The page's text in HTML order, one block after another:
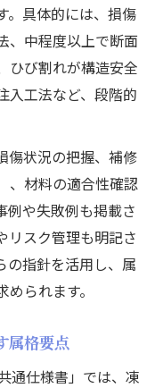
。具体的には、損傷
、中程度以上で断面
ひび割れが構造安全
入工法など、段階的
傷状況の把握、補修
、材料の適合性確認
例や失敗例も掲載さ
リスク管理も明記さ
の指針を活用し、属
られます。
属格要点
通仕様書」では、凍